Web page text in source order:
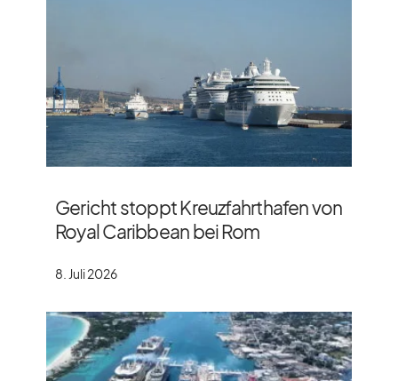
Gericht stoppt Kreuzfahrthafen von
Royal Caribbean bei Rom
8. Juli 2026